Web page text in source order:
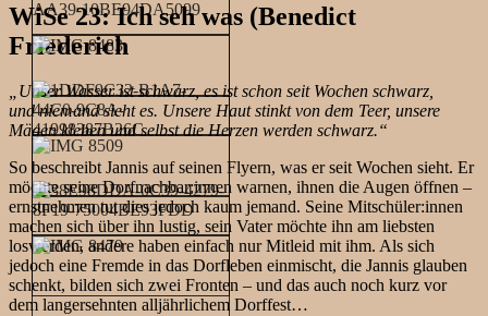
WiSe 23: Ich seh was (Benedict
Friederich
„Unser Wasser ist schwarz, es ist schon seit Wochen schwarz,
und niemand sieht es. Unsere Haut stinkt von dem Teer, unsere
Mägen kleben und selbst die Herzen werden schwarz.“
So beschreibt Jannis auf seinen Flyern, was er seit Wochen sieht. Er
möchte seine Dorfnachbar:innen warnen, ihnen die Augen öffnen –
ernstnehmen tut dies jedoch kaum jemand. Seine Mitschüler:innen
machen sich über ihn lustig, sein Vater möchte ihn am liebsten
loswerden, andere haben einfach nur Mitleid mit ihm. Als sich
jedoch eine Fremde in das Dorfleben einmischt, die Jannis glauben
schenkt, bilden sich zwei Fronten – und das auch noch kurz vor
dem langersehnten alljährlichem Dorffest…